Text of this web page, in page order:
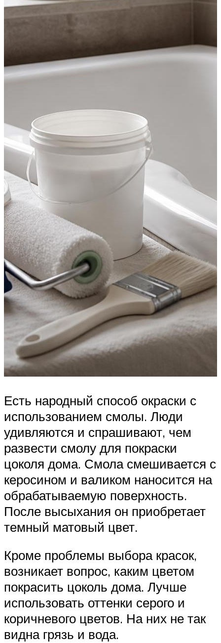
Есть народный способ окраски с
использованием смолы. Люди
удивляются и спрашивают, чем
развести смолу для покраски
цоколя дома. Смола смешивается с
керосином и валиком наносится на
обрабатываемую поверхность.
После высыхания он приобретает
темный матовый цвет.
Кроме проблемы выбора красок,
возникает вопрос, каким цветом
покрасить цоколь дома. Лучше
использовать оттенки серого и
коричневого цветов. На них не так
видна грязь и вода.